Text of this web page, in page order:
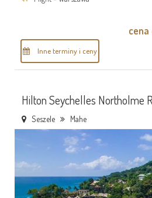
Inne terminy i ceny
cena
Hilton Seychelles Northolme
Seszele Mahe